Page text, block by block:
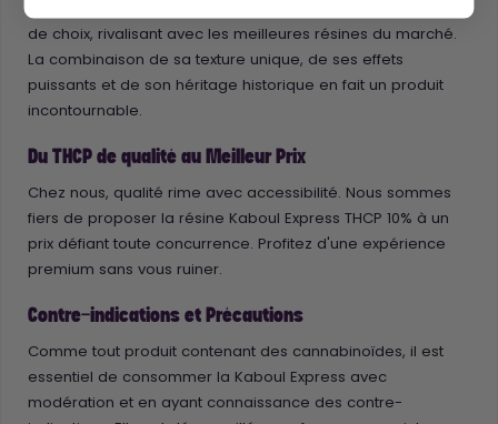
de choix, rivalisant avec les meilleures résines du marché.
La combinaison de sa texture unique, de ses effets
puissants et de son héritage historique en fait un produit
incontournable.
Du THCP de qualité au Meilleur Prix
Chez nous, qualité rime avec accessibilité. Nous sommes
fiers de proposer la résine Kaboul Express THCP 10% à un
prix défiant toute concurrence. Profitez d'une expérience
premium sans vous ruiner.
Contre-indications et Précautions
Comme tout produit contenant des cannabinoïdes, il est
essentiel de consommer la Kaboul Express avec
modération et en ayant connaissance des contre-